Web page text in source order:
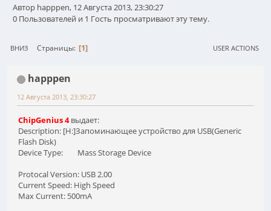
Автор happpen, 12 Августа 2013, 23:30:27
0 Пользователей и 1 Гость просматривают эту тему.
ВНИЗ Страницы 1 USER ACTIONS
happpen
12 Августа 2013, 23:30:27
ChipGenius 4выдает:
Description: [H:]Запоминающее устройство для USB(Generic
Flash Disk)
Device Type: Mass Storage Device
Protocal Version: USB 2.00
Current Speed: High Speed
Max Current: 500mA